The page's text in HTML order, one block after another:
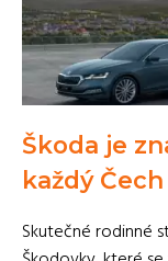
Škoda je
každý Čech
Skutečné rodinné